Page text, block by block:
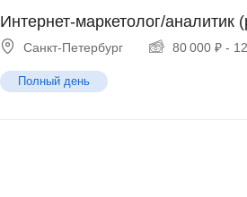
Интернет-маркетолог/аналитик
Санкт-Петербург 80 000 ₽ -
Полный день